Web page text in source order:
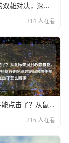
掌机江湖的双雄对决，深度解析AYA与Steam Deck的差异化之路ayaneo2和steam
314 人在看
LOL突然不能点击了？从鼠标失灵到心态 ，全方位解析召唤师峡谷的惊魂时刻lol突然不能点击了怎么回事
216 人在看